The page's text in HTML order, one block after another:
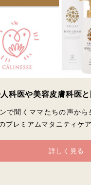
科医や美容皮膚科医と
で聞くママたちの声から
プレミアムマタニティケ
詳しく見る